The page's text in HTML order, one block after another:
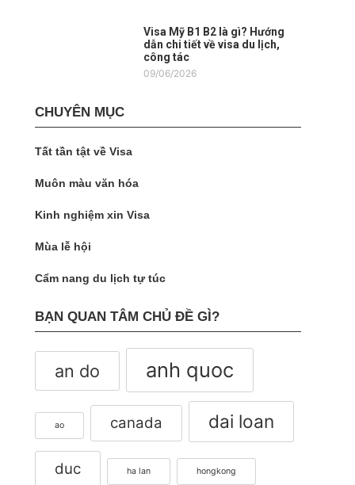
Visa Mỹ B1 B2 là gì? Hướng
dẫn chi tiết về visa du lịch,
công tác
09/06/2026
CHUYÊN MỤC
Tất tần tật về Visa
Muôn màu văn hóa
Kinh nghiệm xin Visa
Mùa lễ hội
Cẩm nang du lịch tự túc
BẠN QUAN TÂM CHỦ ĐỀ GÌ?
an do anh quoc
ao canada dai loan
duc ha lan hongkong